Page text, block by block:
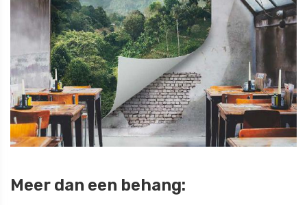
Meer dan een behang: